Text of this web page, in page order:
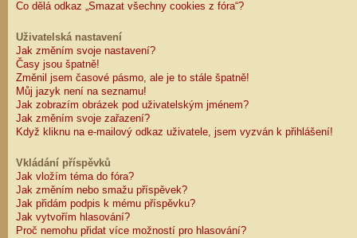
Co dělá odkaz „Smazat všechny cookies z fóra“?
Uživatelská nastavení
Jak změním svoje nastavení?
Časy jsou špatně!
Změnil jsem časové pásmo, ale je to stále špatně!
Můj jazyk není na seznamu!
Jak zobrazím obrázek pod uživatelským jménem?
Jak změním svoje zařazení?
Když kliknu na e-mailový odkaz uživatele, jsem vyzván k přihlášení!
Vkládání příspěvků
Jak vložím téma do fóra?
Jak změním nebo smažu příspěvek?
Jak přidám podpis k mému příspěvku?
Jak vytvořím hlasování?
Proč nemohu přidat více možností pro hlasování?